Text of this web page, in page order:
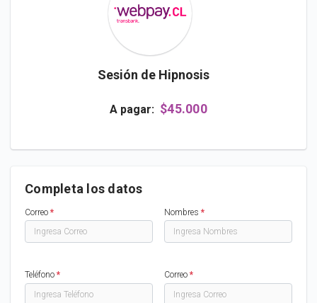
Sesión de Hipnosis
A pagar: $45.000
Completa los datos
Correo * Nombres *
Teléfono * Correo *